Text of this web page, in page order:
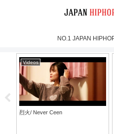
NO.1 JAPAN
Videos
烈火/ Never Ceen